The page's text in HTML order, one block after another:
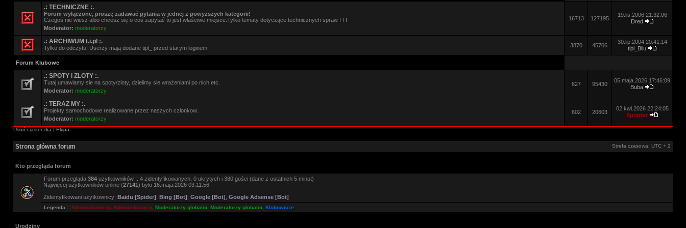
.: TECHNICZNE :.
Forum wyłączone, proszę zadawać pytania w jednej z powyższych kategorii!
Czegoś nie wiesz albo chcesz się o coś zapytać to jest właściwe miejsce.Tylko tematy dotyczące technicznych spraw ! ! !
Moderator: moderatorzy
16713 127195
19.lis.2006 21:32:06
Dred
.: ARCHIWUM t.i.pl :.
Tylko do odczytu! Userzy mają dodane tipl_ przed starym loginem. 3870 45706
30.lip.2004 20:41:14
tipl_Bilu
Forum Klubowe
.: SPOTY i ZLOTY :.
Tutaj umawiamy sie na spoty/zloty, dzielimy sie wrażeniami po nich etc.
Moderator: moderatorzy
627 95430
05.maja.2026 17:46:09
Buba
.: TERAZ MY :.
Projekty samochodowe realizowane przez naszych czlonkow.
Moderator: moderatorzy
602 20603
02.kwi.2026 22:24:05
Sprinter
Usuń ciasteczka | Ekipa
Strona główna forum Strefa czasowa: UTC + 2
Kto przegląda forum
Forum przegląda 384 użytkowników :: 4 zidentyfikowanych, 0 ukrytych i 380 gości (dane z ostatnich 5 minut)
Najwięcej użytkowników online (27141) było 16.maja.2026 03:11:56
Zidentyfikowani użytkownicy: Baidu [Spider] Bing [Bot] Google [Bot] Google Adsense [Bot]
Legenda :: Administratorzy, Administratorzy, Moderatorzy globalni Moderatorzy globalni Klubowicze
Urodziny